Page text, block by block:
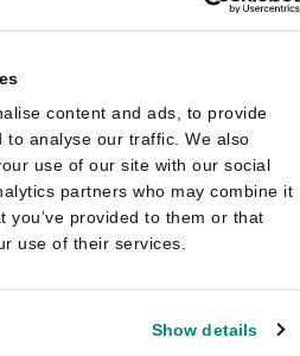
content and ads, to provide
to analyse our traffic. We also
use of our site with our social
partners who may combine it
you’ve provided to them or that
use of their services.
Show details
5 Suske en Wiske
om kennis te maken met deze
bundel biedt een uitstekende
is perfect voor zowel nieuwe
Aarzel niet langer en
van 5 Suske en
te genieten van de vele